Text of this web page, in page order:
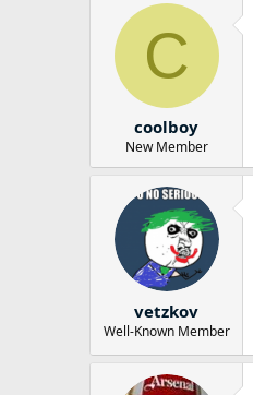
C
coolboy
New Member
vetzkov
Well-Known Member